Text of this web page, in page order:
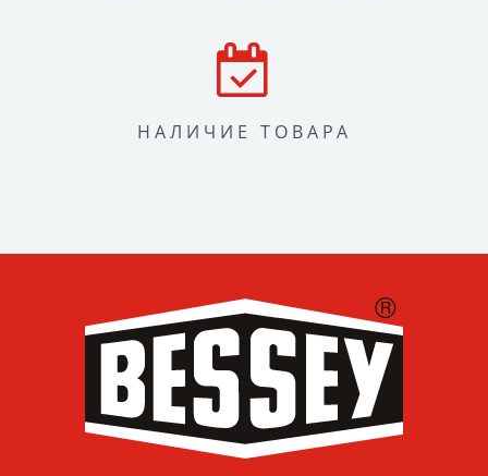
НАЛИЧИЕ ТОВАРА